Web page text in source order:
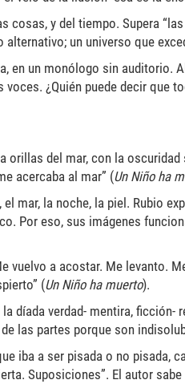
cosas, y del tiempo. Supera
un universo que
en un monólogo sin auditorio.
¿Quién puede decir que
orillas del mar, con la
acercaba al mar” (Un Niño ha
mar, la noche, la piel. Rubio
Por eso, sus imágenes
vuelvo a acostar. Me levanto.
(Un Niño ha muerto).
díada verdad- mentira, ficción-
las partes porque son
iba a ser pisada o no pisada,
Suposiciones”. El autor